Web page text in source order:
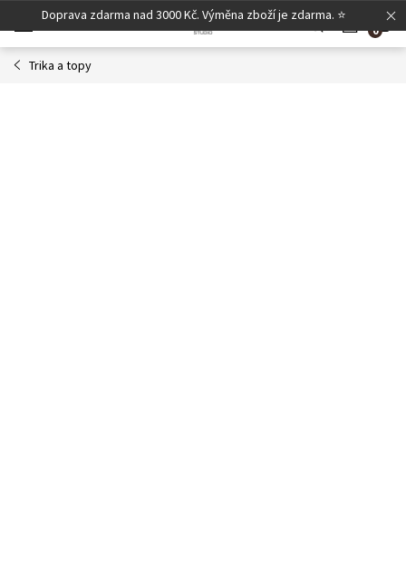
na
obsah
Doprava zdarma nad 3000 Kč. Výměna zboží je zdarma. ⭐
Trika a topy